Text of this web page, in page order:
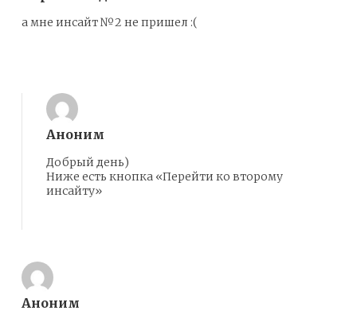
а мне инсайт №2 не пришел :(
Аноним
Добрый день)
Ниже есть кнопка «Перейти ко второму
инсайту»
Аноним